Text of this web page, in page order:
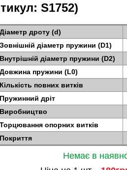
S1752)
Діаметр дроту (d)
Зовнішній діаметр пружини (D1)
Внутрішній діаметр пружини (D2)
Довжина пружини (L0)
Кількість повних витків
Пружинний дріт
Виробництво
Торцювання опорних витків
Покриття
Немає в